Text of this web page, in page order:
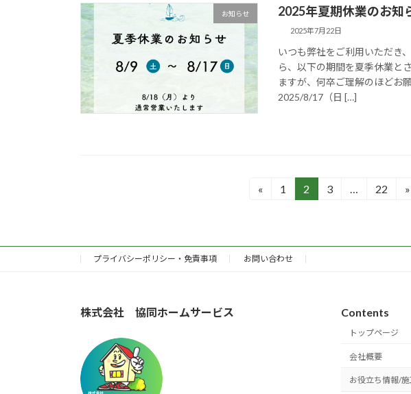
お知らせ 2025年夏期休業のお知
2025年7月22日
いつも弊社をご利用いただき
ら、以下の期間を夏季休業と
ますが、何卒ご理解のほどお
2025/8/17（日 […]
の
ペ
ジ
送
り
«
固
ジ
1
固
ジ
2
固
3 …
固
22 »
プライバシーポリシー・免責事項 お問い合わせ
株式会社 協同ホームサービス Contents
トップページ
会社概要
お役立ち情報/